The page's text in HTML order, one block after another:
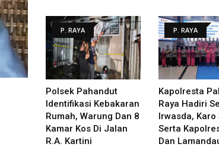
P. RAYA
Polsek Pahandut
Identifikasi Kebakaran
Rumah, Warung Dan 8
Kamar Kos Di Jalan
R.A. Kartini
P. RAYA
Kapolresta
Raya Hadiri
Irwasda, Karo
Serta
Dan